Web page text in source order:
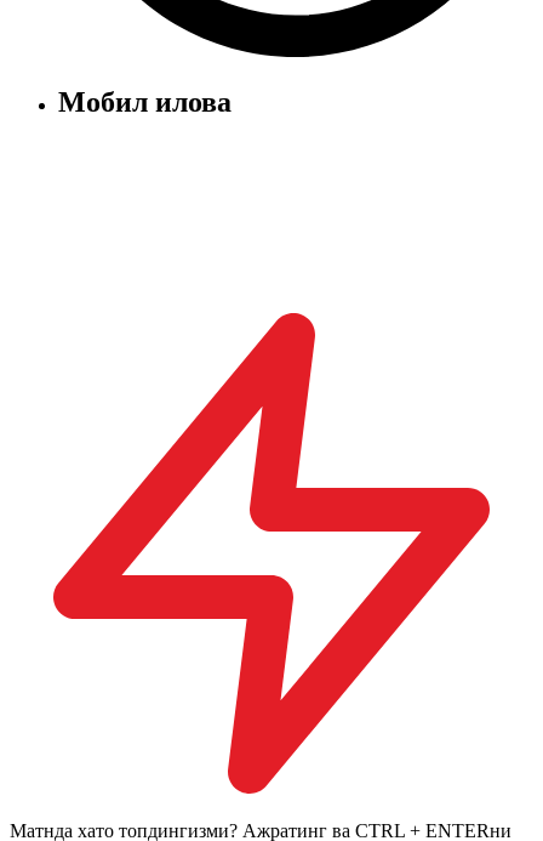
Мобил илова
Матнда хато топдингизми? Ажратинг ва CTRL + ENTERни